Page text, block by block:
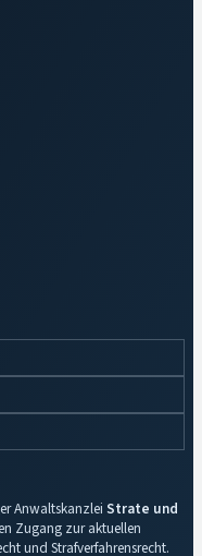
Anwaltskanzlei Strate und
Zugang zur aktuellen
und Strafverfahrensrecht.